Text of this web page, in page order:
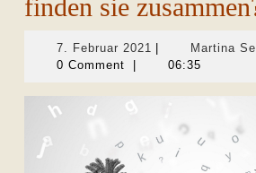
finden sie
7. Februar 2021 7.
Februar
Martina
0 Comment
06:35